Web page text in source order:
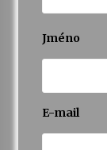
Jméno
E-mail